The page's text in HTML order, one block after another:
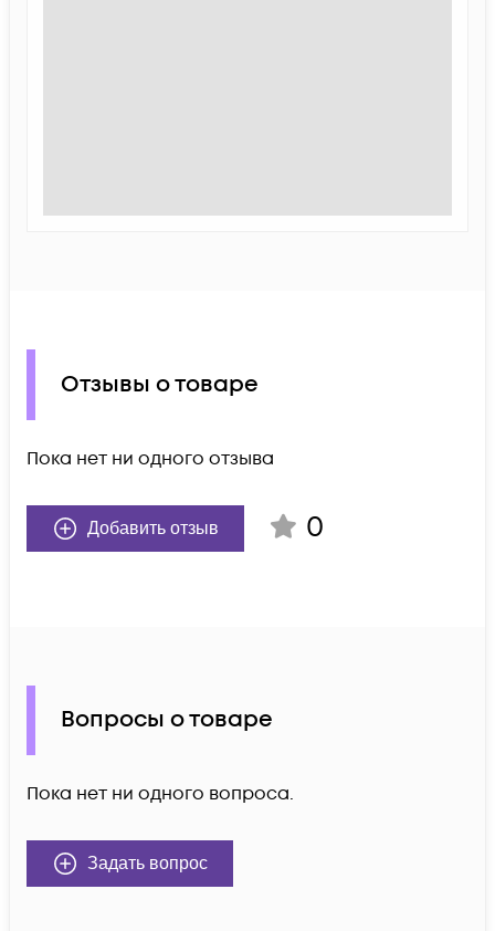
Отзывы о товаре
Пока нет ни одного отзыва
Добавить отзыв 0
Вопросы о товаре
Пока нет ни одного вопроса.
Задать вопрос